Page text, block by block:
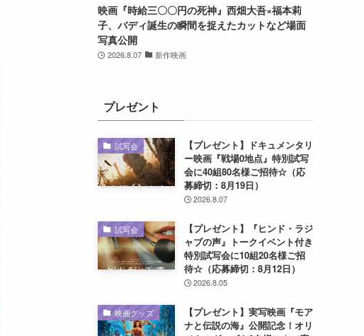
映画『時給三〇〇円の死神』西畑大吾×福本莉
子、バディ誕生の瞬間を捉えたカットなど場面
写真公開
2026.8.07 新作映画
プレゼント
試写会
【プレゼント】ドキュメンタリ
ー映画『戦場0地点』特別試写
会に40組80名様ご招待☆（応
募締切：8月19日）
2026.8.07
試写会
【プレゼント】『ヒンド・ラジ
ャブの声』トークイベント付き
特別試写会に10組20名様ご招
待☆（応募締切：8月12日）
2026.8.05
映画グッズ
【プレゼント】実写映画『モア
ナと伝説の海』公開記念！オリ